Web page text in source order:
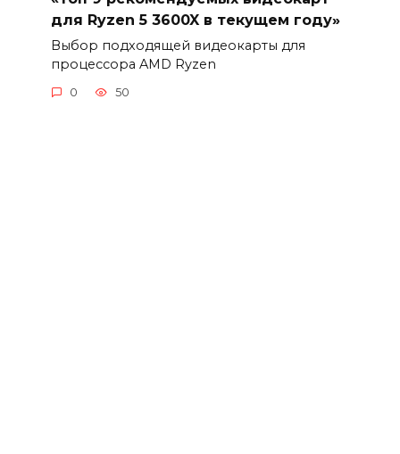
для Ryzen 5 3600X в текущем году»
Выбор подходящей видеокарты для
процессора AMD Ryzen
0 50